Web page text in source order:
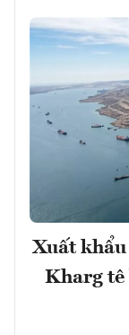
Xuất
Kharg tê